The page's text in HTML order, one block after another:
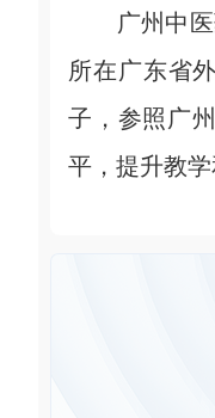
广州中医药
所在广东省
子，参照广
平，提升教